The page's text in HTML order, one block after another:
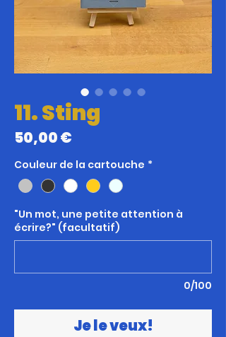
11. Sting
50,00 €
Couleur de la cartouche *
"Un mot, une petite attention à
écrire?" (facultatif)
0/100
Je le veux!